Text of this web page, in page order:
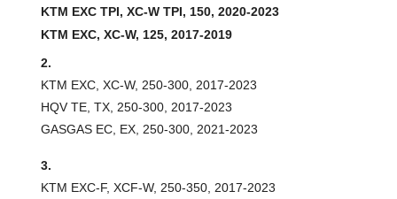
KTM EXC TPI, XC-W TPI, 150, 2020-2023
KTM EXC, XC-W, 125, 2017-2019
2.
KTM EXC, XC-W, 250-300, 2017-2023
HQV TE, TX, 250-300, 2017-2023
GASGAS EC, EX, 250-300, 2021-2023
3.
KTM EXC-F, XCF-W, 250-350, 2017-2023